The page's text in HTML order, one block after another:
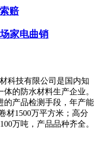
赔
家电曲销
科技有限公司是国内知
的防水材料生产企业。
的产品检测手段，年产能
材1500万平方米；高分
万吨，产品品种齐全。